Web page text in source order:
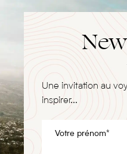
Une invitation au
inspirer...